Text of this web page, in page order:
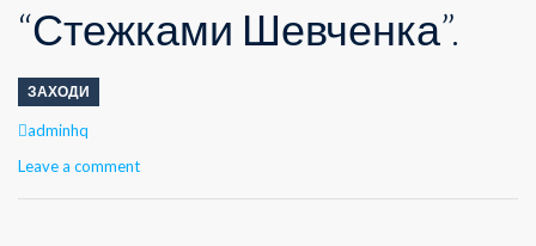
“Стежками Шевченка”.
ЗАХОДИ
Author
adminhq
Leave a comment